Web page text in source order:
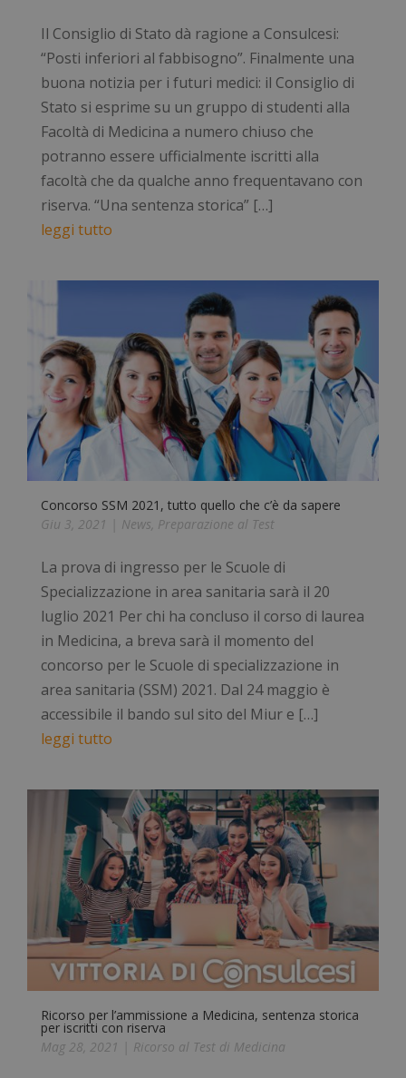
Il Consiglio di Stato dà ragione a Consulcesi:
“Posti inferiori al fabbisogno”. Finalmente una
buona notizia per i futuri medici: il Consiglio di
Stato si esprime su un gruppo di studenti alla
Facoltà di Medicina a numero chiuso che
potranno essere ufficialmente iscritti alla
facoltà che da qualche anno frequentavano con
riserva. “Una sentenza storica” […]
leggi tutto
Concorso SSM 2021, tutto quello che c’è da sapere
Giu 3, 2021
News Preparazione al Test
La prova di ingresso per le Scuole di
Specializzazione in area sanitaria sarà il 20
luglio 2021 Per chi ha concluso il corso di laurea
in Medicina, a breva sarà il momento del
concorso per le Scuole di specializzazione in
area sanitaria (SSM) 2021. Dal 24 maggio è
accessibile il bando sul sito del Miur e […]
leggi tutto
Ricorso per l’ammissione a Medicina, sentenza storica
per iscritti con riserva
Mag 28, 2021
Ricorso al Test di Medicina